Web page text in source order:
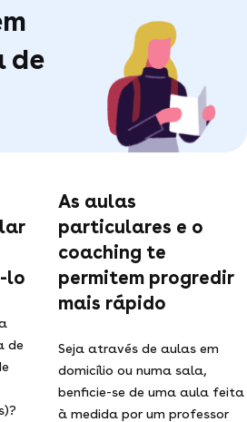
de
lo
de
As aulas
particulares e o
coaching te
permitem progredir
mais rápido
Seja através de aulas em
domicílio ou numa sala,
benficie-se de uma aula feita
à medida por um professor